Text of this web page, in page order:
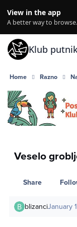
View in the app
A better way to browse.
Klub
Home Razno
Veselo
Share
blizanciJanuary